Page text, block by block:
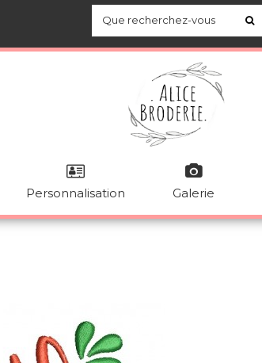
Personnalisation Galerie